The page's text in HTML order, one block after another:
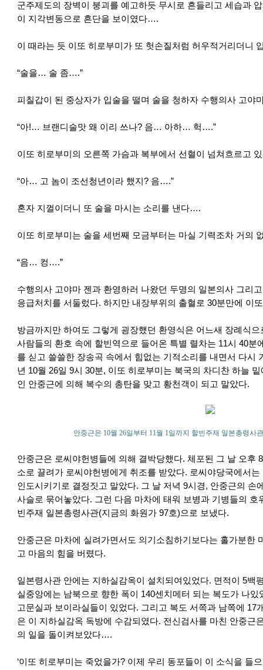
군주제도의 장벽이 붕괴를 예고하듯 무시로 흔들리고 세습과
이 지각변동으로 흔단을 보이였다….
이 때라는 듯 이또 히로부미가 또 헛손질처럼 허우적거리더니
“술을… 술 좀….”
피칠갑이 된 중상자가 입술을 떨며 술을 청하자 수행의사 고야
“아!… 브랜디술맛 왜 이리 쓰나? 음… 아하… 헉….”
이또 히로부미의 오른쪽 가슴과 복부에서 선혈이 넘쳐흐르고
“아… 고 놈이 조선청년이라 했지? 음….”
혼자 지껄이더니 또 술을 마시는 소리를 낸다….
이또 히로부미는 술을 세번째 모금부터는 마실 기력조차 거의
“음… 컹….”
수행의사 고야마 젠과 환영하러 나왔던 두명의 일본의사 그리
응급처치를 서둘렀다. 하지만 내장부위의 출혈로 30분만에 이
방금까지만 하여도 그렇게 굉장했던 환영식은 어느새 장례식
사람들의 환호 속에 할빈역으로 들어온 특별 렬차는 11시 40분
를 싣고 쓸쓸한 장송곡 속에서 힘없는 기적소리를 내면서 다시
년 10월 26일 9시 30분, 이또 히로부미는 북국의 차디찬 하늘
인 안중근에 의해 복수의 총탄을 맞고 황천객이 되고 말았다.
안중근은 10월 26일부터 11월 1일까지 할빈주재 일본총령사
안중근은 로씨야헌병들에 의해 결박당했다. 체포된 그 날 오후
소로 끌려가 로씨야헌병에게 취조를 받았다. 로씨야당국에서
인도시키기로 결정짓고 말았다. 그 날 저녁 9시경, 안중근의 손
사슬로 묶어놓았다. 그런 다음 마차에 태워 보병과 기병들의 호
빈주재 일본총령사관(지금의 화원가 97호)으로 보냈다.
안중근은 마차에 실려가면서도 의기소침하기보다는 홀가분한
고 마음의 힘을 버렸다.
일본령사관 안에는 지하실감옥이 설치되여있었다. 면적이 5백
실중앙에는 남북으로 향한 폭이 140센치메터 되는 복도가 나
고문실과 보이라실들이 있었다. 그리고 복도 서쪽과 남쪽에 17
은 이 지하실감옥 독방에 수감되였다. 전신검사를 마친 안중근
의 일을 돌이켜보았다….
‘이또 히로부미는 죽었을가? 이제 우리 동포들이 이 소식을 들